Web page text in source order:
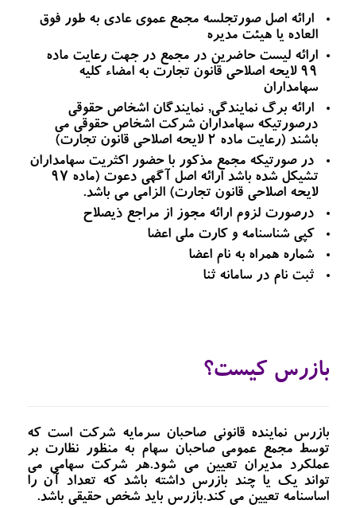
ارائه اصل صورتجلسه مجمع عموی عادی به طور فوق
العاده یا هیئت مدیره
ارائه لیست حاضرین در مجمع در جهت رعایت ماده
۹۹ لایحه اصلاحی قانون تجارت به امضاء کلیه
سهامداران
ارائه برگ نمایندگی, نمایندگان اشخاص حقوقی
درصورتیکه سهامداران شرکت اشخاص حقوقی می
باشند (رعایت ماده ۲ لایحه اصلاحی قانون تجارت)
در صورتیکه مجمع مذکور با حضور اکثریت سهامداران
تشیکل شده باشد ارائه اصل آگهی دعوت (ماده ۹۷
لایحه اصلاحی قانون تجارت) الزامی می باشد.
درصورت لزوم ارائه مجوز از مراجع ذیصلاح
کپی شناسنامه و کارت ملی اعضا
شماره همراه به نام اعضا
ثبت نام در سامانه ثنا
بازرس کیست؟
بازرس نماینده قانونی صاحبان سرمایه شرکت است که
توسط مجمع عمومی صاحبان سهام به منظور نظارت بر
عملکرد مدیران تعیین می شود.هر شرکت سهامی می
تواند یک یا چند بازرس داشته باشد که تعداد آن را
اساسنامه تعیین می کند.بازرس باید شخص حقیقی باشد.